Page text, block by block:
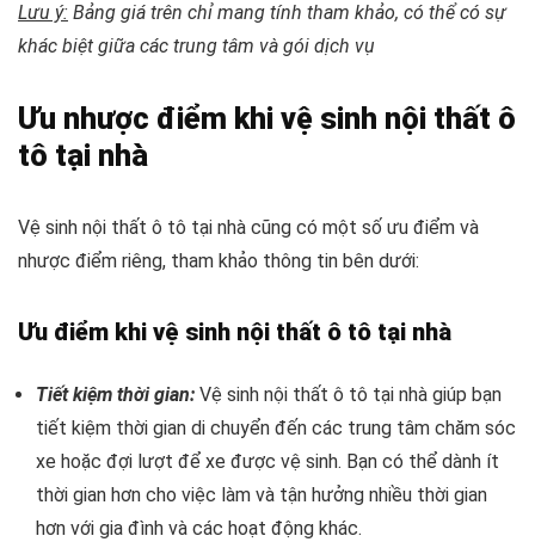
Lưu ý: Bảng giá trên chỉ mang tính tham khảo, có thể có sự
khác biệt giữa các trung tâm và gói dịch vụ
Ưu nhược điểm khi vệ sinh nội thất ô
tô tại nhà
Vệ sinh nội thất ô tô tại nhà cũng có một số ưu điểm và
nhược điểm riêng, tham khảo thông tin bên dưới:
Ưu điểm khi vệ sinh nội thất ô tô tại nhà
Tiết kiệm thời gian: Vệ sinh nội thất ô tô tại nhà giúp bạn
tiết kiệm thời gian di chuyển đến các trung tâm chăm sóc
xe hoặc đợi lượt để xe được vệ sinh. Bạn có thể dành ít
thời gian hơn cho việc làm và tận hưởng nhiều thời gian
hơn với gia đình và các hoạt động khác.